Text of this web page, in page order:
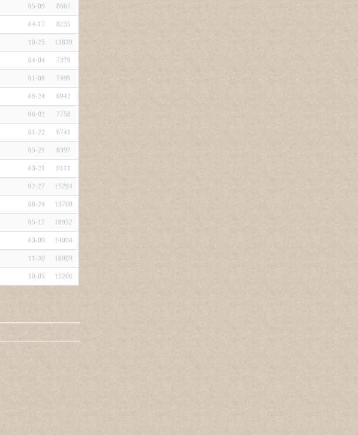
05-09 8665
04-17 8235
10-25 13839
04-04 7379
01-08 7499
06-24 6942
06-02 7758
01-22 6741
03-21 8397
03-21 9111
02-27 15294
08-24 13700
05-17 18952
03-09 14094
11-30 16909
10-05 15206